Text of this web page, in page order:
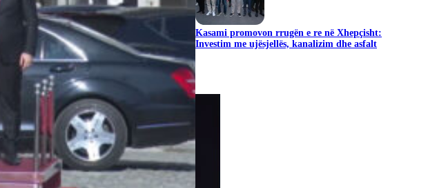
Kasami promovon rrugën e re në Xhepçisht:
Investim me ujësjellës, kanalizim dhe asfalt